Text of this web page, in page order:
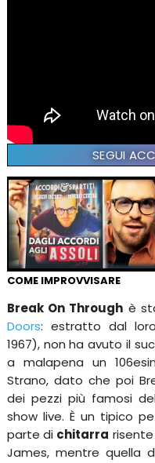
SEGUI
COME IMPROVVISARE
Break On Through è
Doors: estratto dal
1967), non ha avuto il
a malapena un
Strano, dato che poi
dei pezzi più famosi
show live. È un tipico
parte di chitarra risente
James, mentre quella